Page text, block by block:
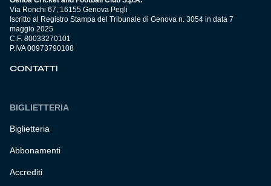
Via Ronchi 67, 16155 Genova Pegli
Iscritto al Registro Stampa del Tribunale di Genova n. 3054 in data 7
maggio 2025
C.F. 80033270101
P.IVA 00973790108
CONTATTI
BIGLIETTERIA
Biglietteria
Abbonamenti
Accrediti